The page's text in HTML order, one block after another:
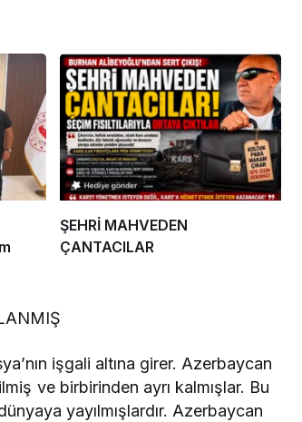
ŞEHRİ MAHVEDEN
ÇANTACILAR
işgali altına girer. Azerbaycan
ve birbirinden ayrı kalmışlar. Bu
yayılmışlardır. Azerbaycan